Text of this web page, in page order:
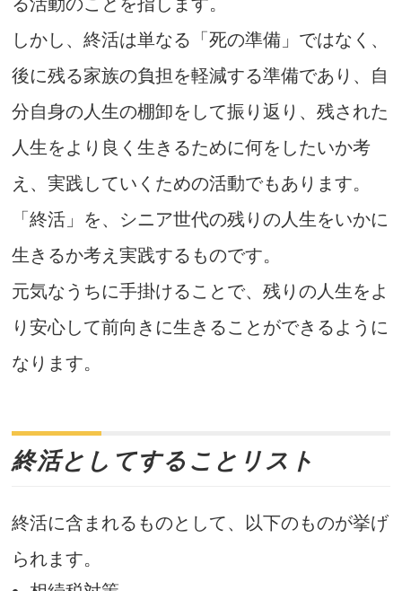
しかし、終活は単なる「死の準備」ではなく、
後に残る家族の負担を軽減する準備であり、自
分自身の人生の棚卸をして振り返り、残された
人生をより良く生きるために何をしたいか考
え、実践していくための活動でもあります。
「終活」を、シニア世代の残りの人生をいかに
生きるか考え実践するものです。
元気なうちに手掛けることで、残りの人生をよ
り安心して前向きに生きることができるように
なります。
終活としてすることリスト
終活に含まれるものとして、以下のものが挙げ
られます。